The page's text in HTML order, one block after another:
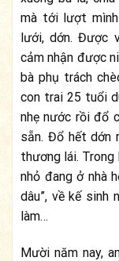
mà tới lượt
lưới, dớn. Được
cảm nhận được
bà phụ trách
con trai 25 tuổi
nhẹ nước rồi đổ
sẵn. Đổ hết dớn
thương lái. Trong
nhỏ đang ở nhà
dâu”, về kế sinh
làm…
Mười năm nay,